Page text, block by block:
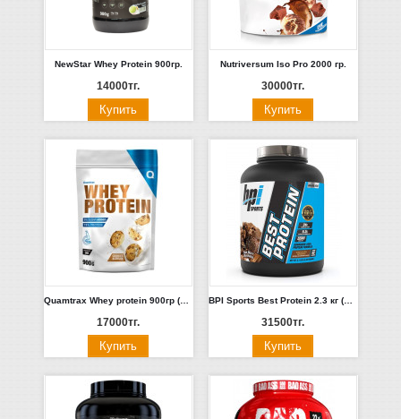
NewStar Whey Protein 900гр.
14000тг.
Nutriversum Iso Pro 2000 гр.
30000тг.
Quamtrax Whey protein 900гр (Шоколад, Печенье-крем) Испания
17000тг.
BPI Sports Best Protein 2.3 кг (Печенье-Крем)
31500тг.